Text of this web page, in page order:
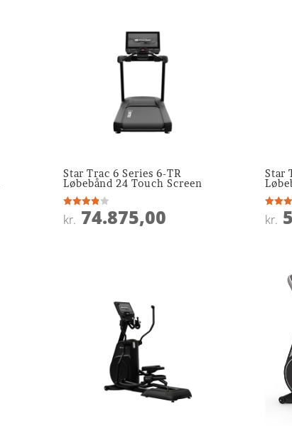
Star Trac 6 Series 6-TR
Løbebånd 24 Touch Screen
Vurderet
3.9
kr. 74.875,00
Star
Vurderet
4.3
kr.